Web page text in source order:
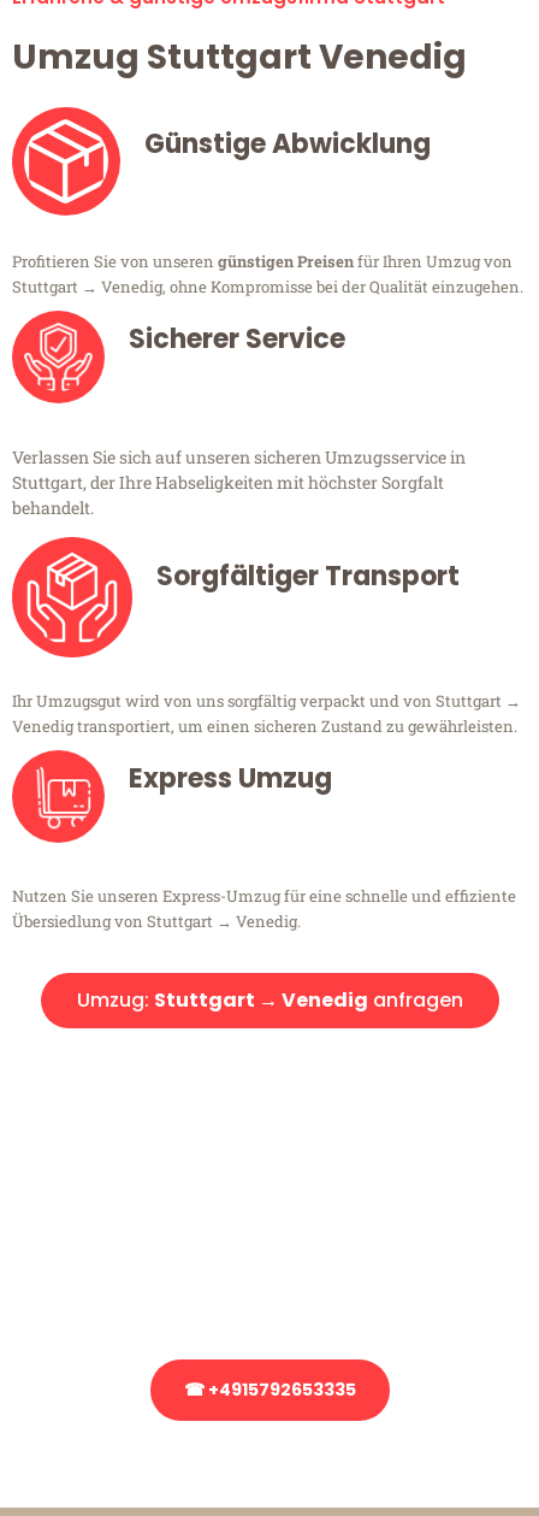
Umzug Stuttgart Venedig
Günstige Abwicklung
Profitieren Sie von unseren günstigen Preisenfür Ihren Umzug von
Stuttgart → Venedig, ohne Kompromisse bei der Qualität einzugehen.
Sicherer Service
Verlassen Sie sich auf unseren sicheren Umzugsservice in
Stuttgart, der Ihre Habseligkeiten mit höchster Sorgfalt
behandelt.
Sorgfältiger Transport
Ihr Umzugsgut wird von uns sorgfältig verpackt und von Stuttgart →
Venedig transportiert, um einen sicheren Zustand zu gewährleisten.
Express Umzug
Nutzen Sie unseren Express-Umzug für eine schnelle und effiziente
Übersiedlung von Stuttgart → Venedig.
Umzug: Stuttgart → Venedig anfragen
☎ +4915792653335